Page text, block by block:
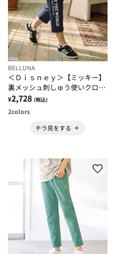
BELLUNA
＜Ｄｉｓｎｅｙ＞【ミッキー】
裏メッシュ刺しゅう使いクロプ
トパンツ
¥2,728 (税込)
2colors
チラ見をする